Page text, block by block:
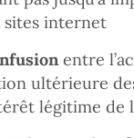
internet
entre
ultérieure
légitime de